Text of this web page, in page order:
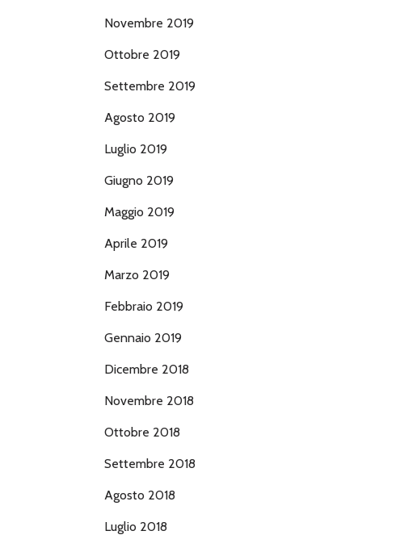
Novembre 2019
Ottobre 2019
Settembre 2019
Agosto 2019
Luglio 2019
Giugno 2019
Maggio 2019
Aprile 2019
Marzo 2019
Febbraio 2019
Gennaio 2019
Dicembre 2018
Novembre 2018
Ottobre 2018
Settembre 2018
Agosto 2018
Luglio 2018